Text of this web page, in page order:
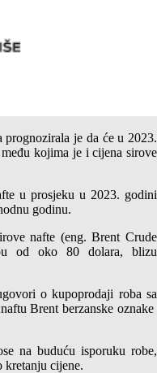
je da će u 2023.
kojima je i cijena sirove
u prosjeku u 2023. godini
godinu.
nafte (eng. Brent Crude
od oko 80 dolara, blizu
o kupoprodaji roba sa
Brent berzanske oznake
na buduću isporuku robe,
kretanju cijene.